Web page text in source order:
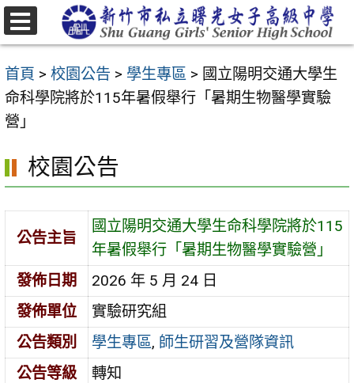
跳
至
要
內
容
首頁 > 校園公告 > 學生專區 > 國立陽明交通大學生
命科學院將於115年暑假舉行「暑期生物醫學實驗
營」
校園公告
公告主旨
國立陽明交通大學生命科學院將於115
年暑假舉行「暑期生物醫學實驗營」
發佈日期
2026 年 5 月 24 日
發佈單位
實驗研究組
公告類別
學生專區, 師生研習及營隊資訊
公告等級
轉知
選
單